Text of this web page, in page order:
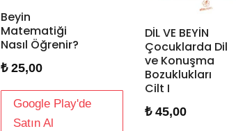
Beyin
Matematiği
Nasıl Öğrenir?
₺25,00
Google Play'de
Satın Al
DİL VE BEYİN
Çocuklarda Dil
ve Konuşma
Bozuklukları
Cilt I
₺45,00